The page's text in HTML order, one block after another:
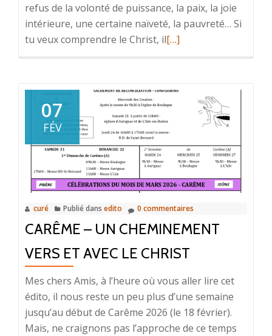
refus de la volonté de puissance, la paix, la joie
intérieure, une certaine naïveté, la pauvreté… Si
tu veux comprendre le Christ, ilEn
surLE
CŒUR
DU
CHRIST
[…]
07
FÉV
curé Publié dans edito 0 commentaires
CARÊME – UN CHEMINEMENT
VERS ET AVEC LE CHRIST
Mes chers Amis, à l’heure où vous aller lire cet
édito, il nous reste un peu plus d’une semaine
jusqu’au début de Carême 2026 (le 18 février).
Mais, ne craignons pas l’approche de ce temps